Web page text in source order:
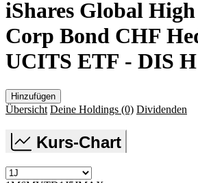
iShares Global
Corp Bond CHF
UCITS ETF - DIS H
Hinzufügen
Übersicht Deine Holdings (0) Dividenden
Kurs-Chart